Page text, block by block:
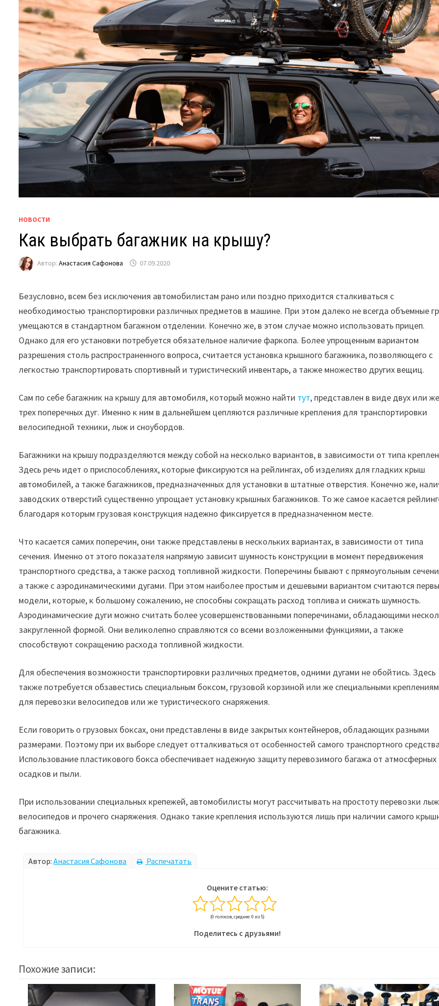
НОВОСТИ
Как выбрать багажник на крышу?
Автор:Анастасия Сафонова 07.09.2020
Безусловно, всем без исключения автомобилистам рано или поздно приходится сталкиваться с
необходимостью транспортировки различных предметов в машине. При этом далеко не всегда объемные
умещаются в стандартном багажном отделении. Конечно же, в этом случае можно использовать прицеп.
Однако для его установки потребуется обязательное наличие фаркопа. Более упрощенным вариантом
разрешения столь распространенного вопроса, считается установка крышного багажника, позволяющего с
легкостью транспортировать спортивный и туристический инвентарь, а также множество других вещиц.
Сам по себе багажник на крышу для автомобиля, который можно найти тут, представлен в виде двух или же
трех поперечных дуг. Именно к ним в дальнейшем цепляются различные крепления для транспортировки
велосипедной техники, лыж и сноубордов.
Багажники на крышу подразделяются между собой на несколько вариантов, в зависимости от типа
Здесь речь идет о приспособлениях, которые фиксируются на рейлингах, об изделиях для гладких крыш
автомобилей, а также багажников, предназначенных для установки в штатные отверстия. Конечно же,
заводских отверстий существенно упрощает установку крышных багажников. То же самое касается
благодаря которым грузовая конструкция надежно фиксируется в предназначенном месте.
Что касается самих поперечин, они также представлены в нескольких вариантах, в зависимости от типа
сечения. Именно от этого показателя напрямую зависит шумность конструкции в момент передвижения
транспортного средства, а также расход топливной жидкости. Поперечины бывают с прямоугольным
а также с аэродинамическими дугами. При этом наиболее простым и дешевыми вариантом считаются
модели, которые, к большому сожалению, не способны сокращать расход топлива и снижать шумность.
Аэродинамические дуги можно считать более усовершенствованными поперечинами, обладающими
закругленной формой. Они великолепно справляются со всеми возложенными функциями, а также
способствуют сокращению расхода топливной жидкости.
Для обеспечения возможности транспортировки различных предметов, одними дугами не обойтись. Здесь
также потребуется обзавестись специальным боксом, грузовой корзиной или же специальными
для перевозки велосипедов или же туристического снаряжения.
Если говорить о грузовых боксах, они представлены в виде закрытых контейнеров, обладающих разными
размерами. Поэтому при их выборе следует отталкиваться от особенностей самого транспортного
Использование пластикового бокса обеспечивает надежную защиту перевозимого багажа от атмосферных
осадков и пыли.
При использовании специальных крепежей, автомобилисты могут рассчитывать на простоту перевозки
велосипедов и прочего снаряжения. Однако такие крепления используются лишь при наличии самого
багажника.
Автор:Анастасия Сафонова Распечатать
Оцените статью:
(0 голосов, среднее: 0 из 5)
Поделитесь с друзьями!
Похожие записи: